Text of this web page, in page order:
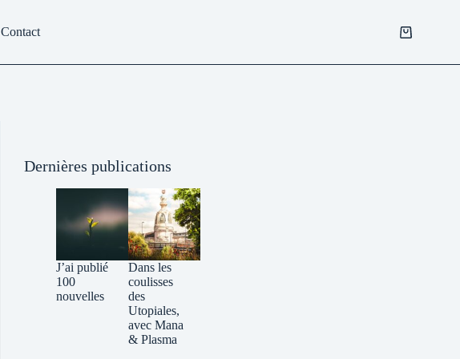
Contact
Panier
Dernières publications
J’ai publié
100
nouvelles
Dans les
coulisses
des
Utopiales,
avec Mana
& Plasma